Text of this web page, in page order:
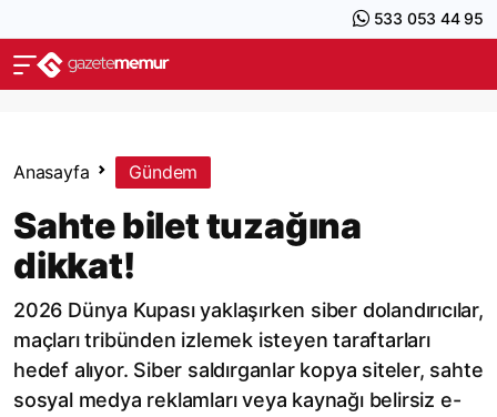
533 053 44 95
Anasayfa Gündem
Sahte bilet tuzağına
dikkat!
2026 Dünya Kupası yaklaşırken siber dolandırıcılar,
maçları tribünden izlemek isteyen taraftarları
hedef alıyor. Siber saldırganlar kopya siteler, sahte
sosyal medya reklamları veya kaynağı belirsiz e-